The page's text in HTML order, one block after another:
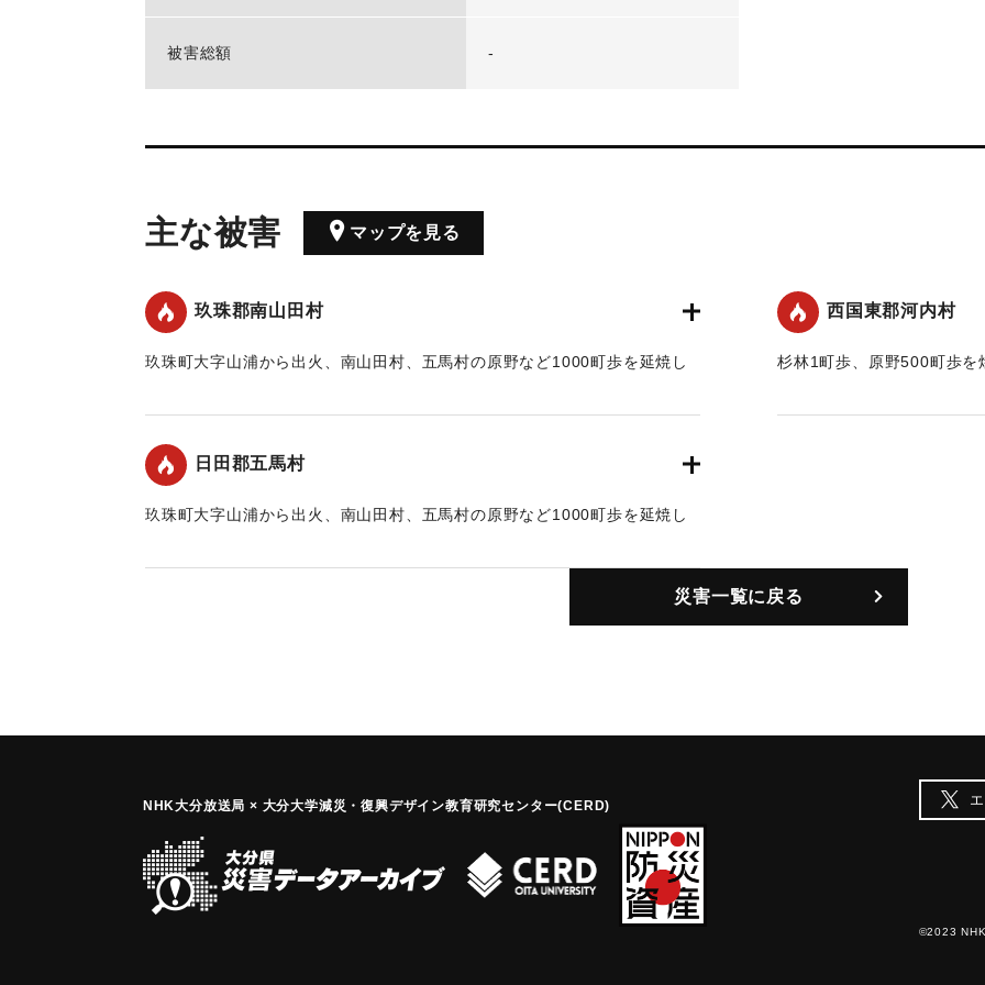
被害総額 -
主な被害 マップを見る
玖珠郡南山田村
玖珠町大字山浦から出火、南山田村、五馬村の原野など1000町歩を延焼し
西国東郡河内村
杉林1町歩、原野500町歩を
｜固有コード:00421002
日田郡五馬村
玖珠町大字山浦から出火、南山田村、五馬村の原野など1000町歩を延焼し
災害一覧に戻る
NHK大分放送局 × 大分大学減災 ・復興デザイン教育研究センター(CERD)
©2023